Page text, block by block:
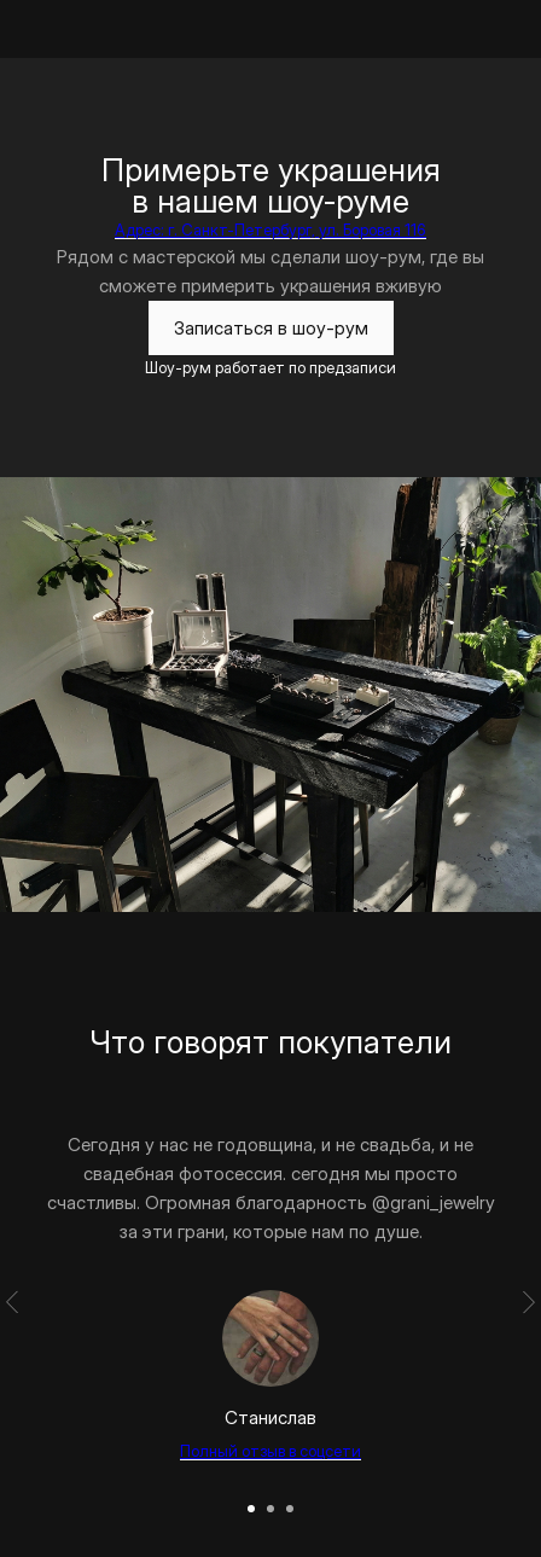
Примерьте украшения
в нашем шоу-руме
Адрес: г. Санкт-Петербург, ул. Боровая 116
Рядом с мастерской мы сделали шоу-рум, где вы
сможете примерить украшения вживую
Записаться в шоу-рум
Шоу-рум работает по предзаписи
Что говорят покупатели
Сегодня у нас не годовщина, и не свадьба, и не
свадебная фотосессия. сегодня мы просто
счастливы. Огромная благодарность @grani_jewelry
за эти грани, которые нам по душе.
Станислав
Полный отзыв в соцсети